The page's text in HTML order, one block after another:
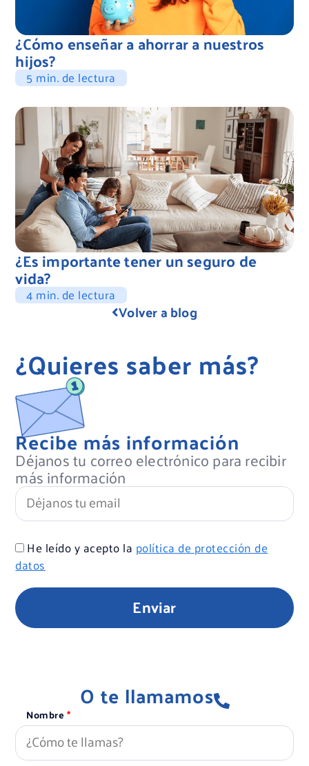
¿Cómo enseñar a ahorrar a nuestros
hijos?
5 min. de lectura
¿Es importante tener un seguro de
vida?
4 min. de lectura
Volver a blog
¿Quieres saber más?
Recibe más información
Déjanos tu correo electrónico para recibir
más información
He leído y acepto la política de protección de
datos
Enviar
O te llamamos
Nombre